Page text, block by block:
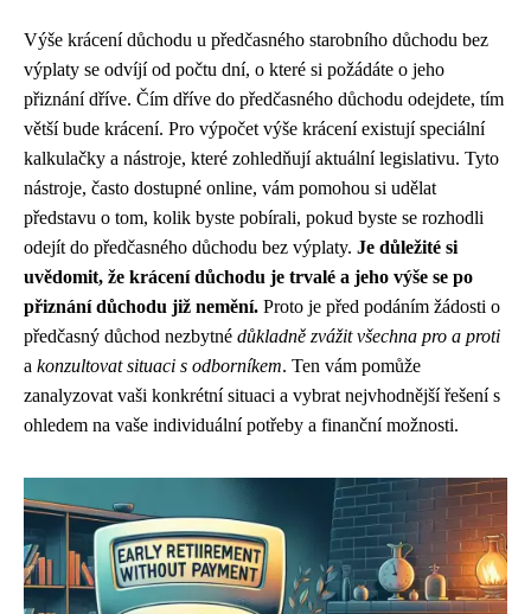
Výše krácení důchodu u předčasného starobního důchodu bez
výplaty se odvíjí od počtu dní, o které si požádáte o jeho
přiznání dříve. Čím dříve do předčasného důchodu odejdete, tím
větší bude krácení. Pro výpočet výše krácení existují speciální
kalkulačky a nástroje, které zohledňují aktuální legislativu. Tyto
nástroje, často dostupné online, vám pomohou si udělat
představu o tom, kolik byste pobírali, pokud byste se rozhodli
odejít do předčasného důchodu bez výplaty. Je důležité si
uvědomit, že krácení důchodu je trvalé a jeho výše se po
přiznání důchodu již nemění. Proto je před podáním žádosti o
předčasný důchod nezbytné důkladně zvážit všechna pro a proti
a konzultovat situaci s odborníkem. Ten vám pomůže
zanalyzovat vaši konkrétní situaci a vybrat nejvhodnější řešení s
ohledem na vaše individuální potřeby a finanční možnosti.